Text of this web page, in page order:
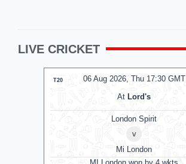
LIVE CRICKET
06 Aug 2026, Thu 17:30 GMT
T20
At Lord's
London Spirit
v
Mi London